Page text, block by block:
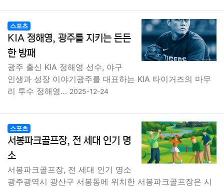
스포츠
KIA 정해영, 광주를 지키는 든든
한 방패
광주 출신 KIA 정해영 선수, 야구
인생과 성장 이야기광주를 대표하는 KIA 타이거즈의 마무
리 투수 정해영… 2025-12-24
스포츠
서봉파크골프장, 전 세대 인기 명
소
서봉파크골프장, 전 세대 인기 명소
광주광역시 광산구 서봉동에 위치한 서봉파크골프장은 시